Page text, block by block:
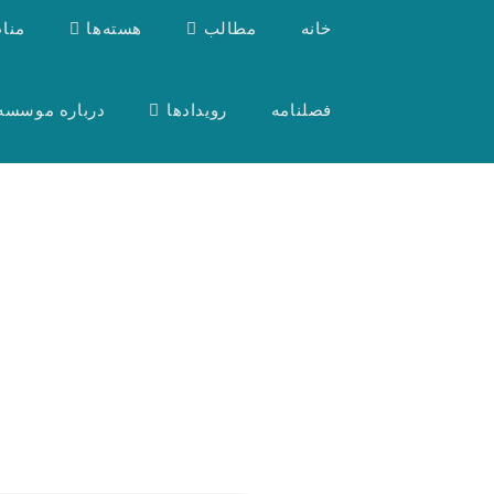
خانه مطالب هسته‌ها
فصلنامه رویدادها درباره